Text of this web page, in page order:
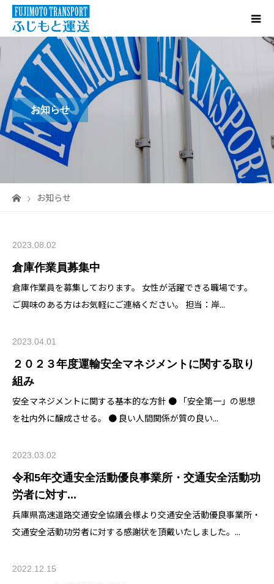
お知らせ
お知らせ
2023.08.02
倉庫作業員募集中
倉庫作業員を募集しております。 女性が活躍できる職場です。
ご興味のある方はお気軽にご連絡ください。 担当：岸...
2023.04.01
２０２３年度運輸安全マネジメントに関する取り
組み
安全マネジメントに関する基本的な方針 ● 「安全第一」の思想
を社内外に醸成させる。 ● 良い人間関係が質の良い...
2023.03.02
令和5年交通安全活動優良事業所・交通安全活動功
労者に対す...
兵庫県高速道路交通安全協議会様より交通安全活動優良事業所・
交通安全活動功労者に対する感謝状を頂戴いたしました。...
2022.12.15